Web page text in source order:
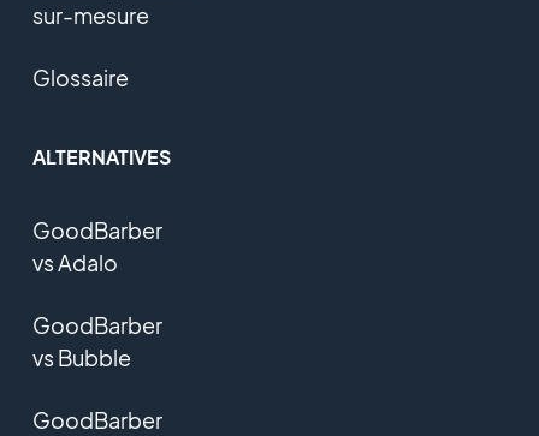
sur-mesure
Glossaire
ALTERNATIVES
GoodBarber
vs Adalo
GoodBarber
vs Bubble
GoodBarber